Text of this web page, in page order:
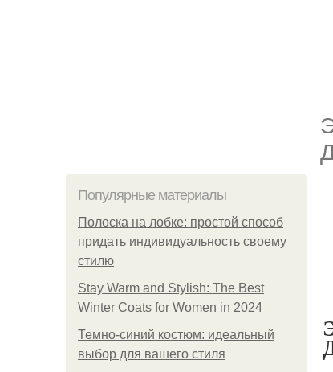
Популярные материалы
Полоска на лобке: простой способ
придать индивидуальность своему
стилю
Stay Warm and Stylish: The Best
Winter Coats for Women in 2024
Темно-синий костюм: идеальный
выбор для вашего стиля